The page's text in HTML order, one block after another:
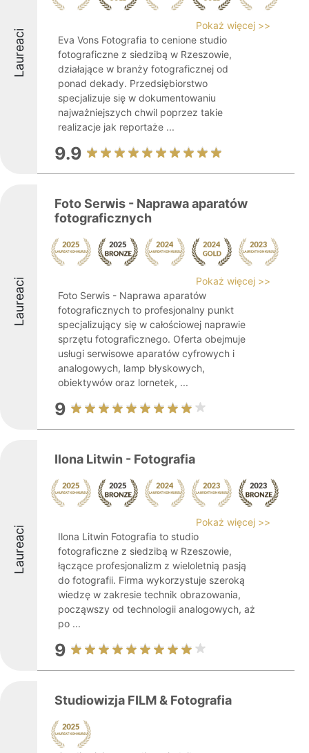
Laureaci
Pokaż więcej >>
Eva Vons Fotografia to cenione studio
fotograficzne z siedzibą w Rzeszowie,
działające w branży fotograficznej od
ponad dekady. Przedsiębiorstwo
specjalizuje się w dokumentowaniu
najważniejszych chwil poprzez takie
realizacje jak reportaże ...
9.9
Laureaci
Foto Serwis - Naprawa aparatów
fotograficznych
Pokaż więcej >>
Foto Serwis - Naprawa aparatów
fotograficznych to profesjonalny punkt
specjalizujący się w całościowej naprawie
sprzętu fotograficznego. Oferta obejmuje
usługi serwisowe aparatów cyfrowych i
analogowych, lamp błyskowych,
obiektywów oraz lornetek, ...
9
Laureaci
Ilona Litwin - Fotografia
Pokaż więcej >>
Ilona Litwin Fotografia to studio
fotograficzne z siedzibą w Rzeszowie,
łączące profesjonalizm z wieloletnią pasją
do fotografii. Firma wykorzystuje szeroką
wiedzę w zakresie technik obrazowania,
począwszy od technologii analogowych, aż
po ...
9
Studiowizja FILM & Fotografia